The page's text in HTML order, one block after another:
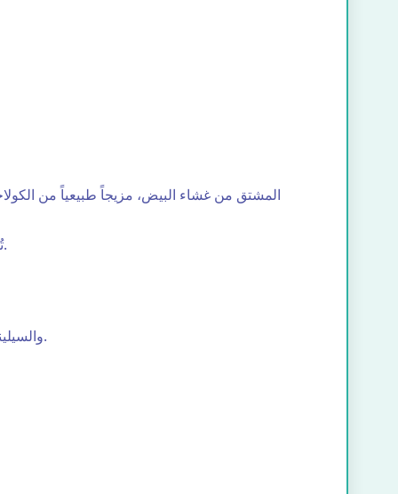
تُظهر الدراسات المنشورة أن مستخلصات غشاء البيض يمكن أن تساعد في تقليل تصلب المفاصل وتحسين التعافي الوظيفي.
تعمل الفيتامينات C و E والسيلينيوم والبوليفينول الموجود في الفاكهة الملونة على تحييد الجذور الحرة المسؤولة عن تلف الغضاريف.